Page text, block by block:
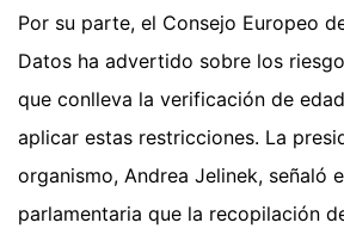
Por su parte, el Consejo Europeo
Datos ha advertido sobre los
que conlleva la verificación de
aplicar estas restricciones. La
organismo, Andrea Jelinek, señaló
parlamentaria que la recopilación